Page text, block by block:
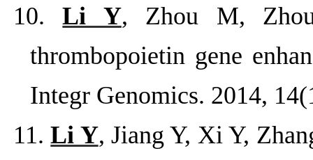
10.Li Y, Zhou M,
thrombopoietin gene
Integr Genomics. 2014,
11.Li Y, Jiang Y, Xi Y,